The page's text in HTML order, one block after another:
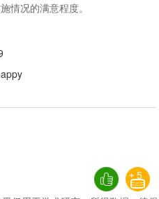
情况的满意程度。
5